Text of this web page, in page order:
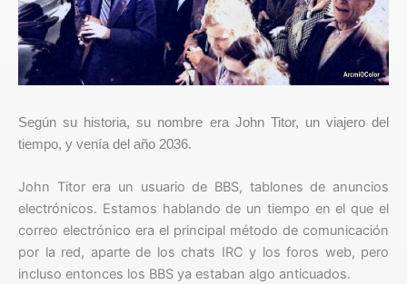
Según su historia, su nombre era John Titor, un viajero del
tiempo, y venía del año 2036.
John Titor era un usuario de BBS, tablones de anuncios
electrónicos. Estamos hablando de un tiempo en el que el
correo electrónico era el principal método de comunicación
por la red, aparte de los chats IRC y los foros web, pero
incluso entonces los BBS ya estaban algo anticuados.